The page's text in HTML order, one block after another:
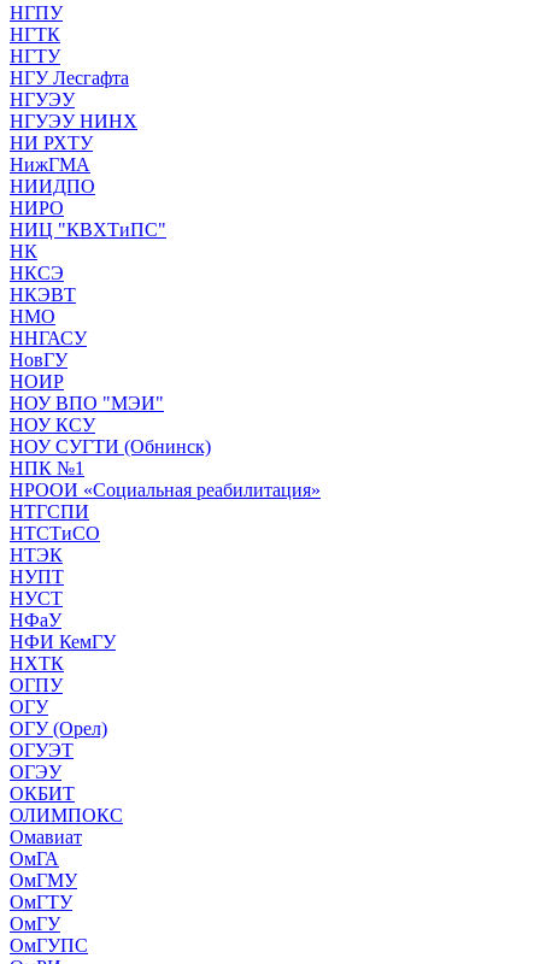
НГПУ
НГТК
НГТУ
НГУ Лесгафта
НГУЭУ
НГУЭУ НИНХ
НИ РХТУ
НижГМА
НИИДПО
НИРО
НИЦ "КВХТиПС"
НК
НКСЭ
НКЭВТ
НМО
ННГАСУ
НовГУ
НОИР
НОУ ВПО "МЭИ"
НОУ КСУ
НОУ СУГТИ (Обнинск)
НПК №1
НРООИ «Социальная реабилитация»
НТГСПИ
НТСТиСО
НТЭК
НУПТ
НУСТ
НФаУ
НФИ КемГУ
НХТК
ОГПУ
ОГУ
ОГУ (Орел)
ОГУЭТ
ОГЭУ
ОКБИТ
ОЛИМПОКС
Омавиат
ОмГА
ОмГМУ
ОмГТУ
ОмГУ
ОмГУПС